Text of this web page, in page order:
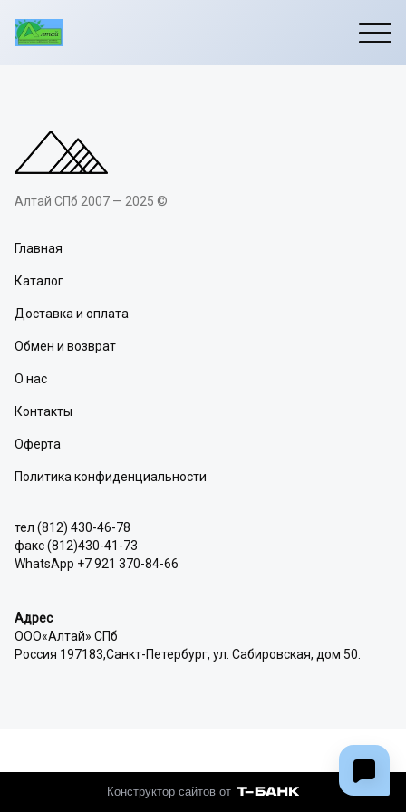
Алтай СПб 2007 — 2025 ©
Главная
Каталог
Доставка и оплата
Обмен и возврат
О нас
Контакты
Оферта
Политика конфиденциальности
тел (812) 430-46-78
факс (812)430-41-73
WhatsApp +7 921 370-84-66
Адрес
ООО«Алтай» СПб
Россия 197183,Санкт-Петербург, ул. Сабировская, дом 50.
Конструктор сайтов от